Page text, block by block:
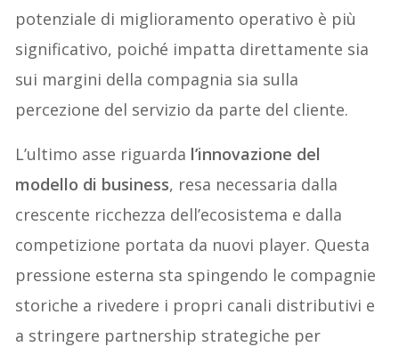
potenziale di miglioramento operativo è più
significativo, poiché impatta direttamente sia
sui margini della compagnia sia sulla
percezione del servizio da parte del cliente.
L’ultimo asse riguarda l’innovazione del
modello di business, resa necessaria dalla
crescente ricchezza dell’ecosistema e dalla
competizione portata da nuovi player. Questa
pressione esterna sta spingendo le compagnie
storiche a rivedere i propri canali distributivi e
a stringere partnership strategiche per